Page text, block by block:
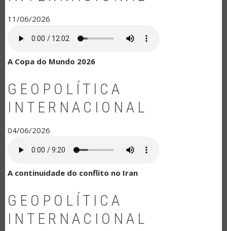
11/06/2026
A Copa do Mundo 2026
GEOPOLÍTICA
INTERNACIONAL
04/06/2026
A continuidade do conflito no Iran
GEOPOLÍTICA
INTERNACIONAL